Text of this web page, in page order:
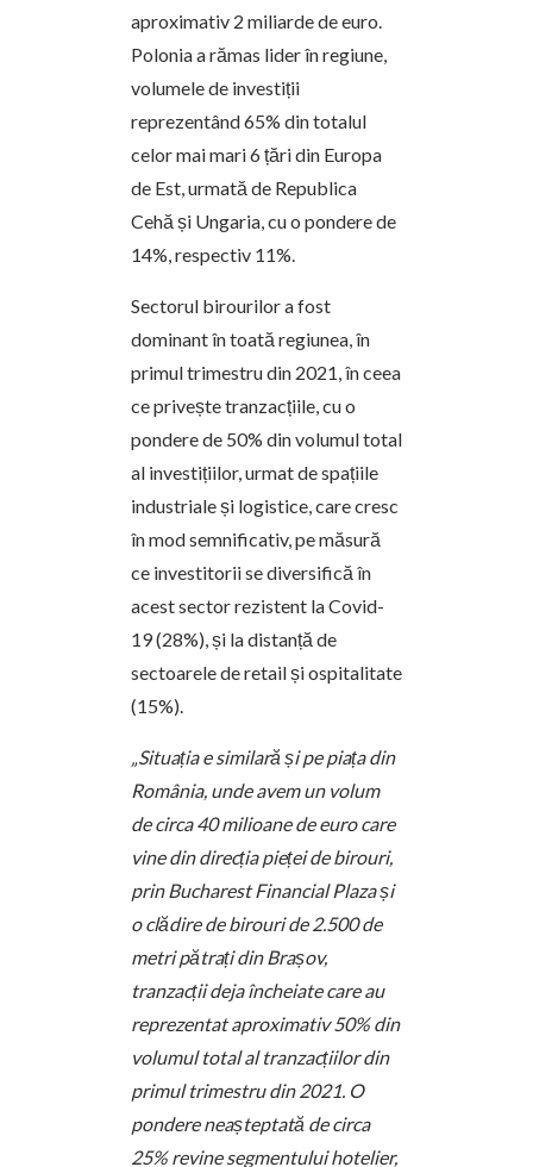
aproximativ 2 miliarde de euro.
Polonia a rămas lider în regiune,
volumele de investiții
reprezentând 65% din totalul
celor mai mari 6 țări din Europa
de Est, urmată de Republica
Cehă și Ungaria, cu o pondere de
14%, respectiv 11%.
Sectorul birourilor a fost
dominant în toată regiunea, în
primul trimestru din 2021, în ceea
ce privește tranzacțiile, cu o
pondere de 50% din volumul total
al investițiilor, urmat de spațiile
industriale și logistice, care cresc
în mod semnificativ, pe măsură
ce investitorii se diversifică în
acest sector rezistent la Covid-
19 (28%), și la distanță de
sectoarele de retail și ospitalitate
(15%).
„Situația e similară și pe piața din
România, unde avem un volum
de circa 40 milioane de euro care
vine din direcția pieței de birouri,
prin Bucharest Financial Plaza și
o clădire de birouri de 2.500 de
metri pătrați din Brașov,
tranzacții deja încheiate care au
reprezentat aproximativ 50% din
volumul total al tranzacțiilor din
primul trimestru din 2021. O
pondere neașteptată de circa
25% revine segmentului hotelier,